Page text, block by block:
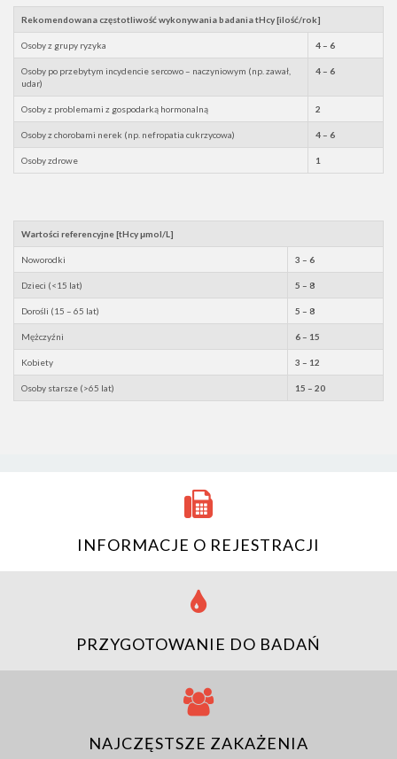
Rekomendowana częstotliwość wykonywania badania tHcy [ilość/rok]
Osoby z grupy ryzyka 4 – 6
Osoby po przebytym incydencie sercowo – naczyniowym (np. zawał,
udar)
4 – 6
Osoby z problemami z gospodarką hormonalną 2
Osoby z chorobami nerek (np. nefropatia cukrzycowa) 4 – 6
Osoby zdrowe 1
Wartości referencyjne [tHcy μmol/L]
Noworodki 3 – 6
Dzieci (<15 lat) 5 – 8
Dorośli (15 – 65 lat) 5 – 8
Mężczyźni 6 – 15
Kobiety 3 – 12
Osoby starsze (>65 lat) 15 – 20
INFORMACJE O REJESTRACJI
PRZYGOTOWANIE DO BADAŃ
NAJCZĘSTSZE ZAKAŻENIA